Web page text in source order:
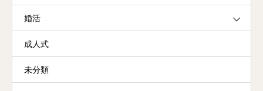
婚活
成人式
未分類